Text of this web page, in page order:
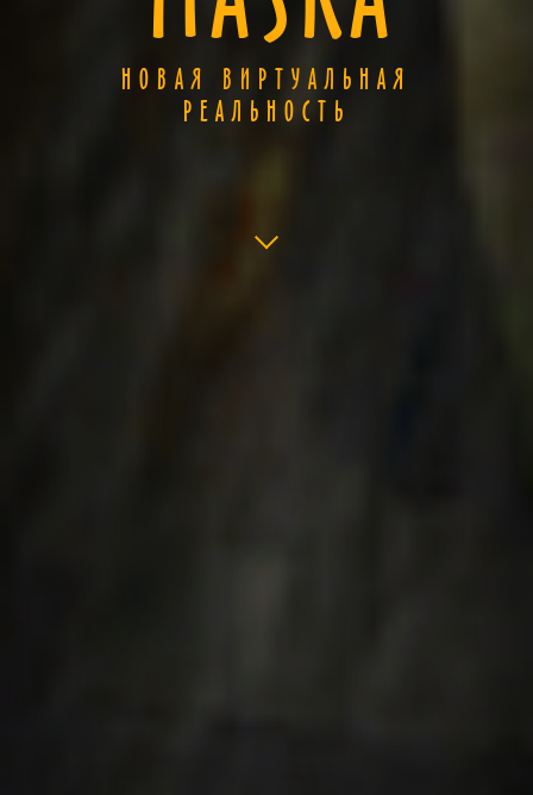
НОВАЯ ВИРТУАЛЬНАЯ
РЕАЛЬНОСТЬ